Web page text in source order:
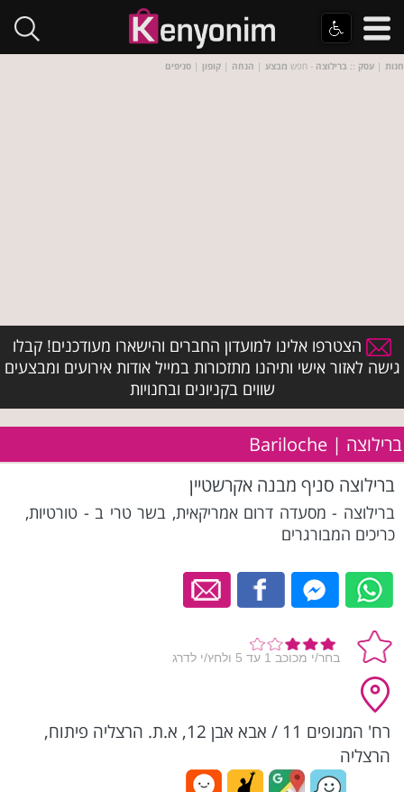
חנות | עסק :: ברילוצה - חפש מבצע | הנחה | קופון | סניפים
הצטרפו אלינו למועדון החברים והישארו מעודכנים! קבלו
גישה לאזור אישי ותיהנו מתזכורות במייל אודות אירועים ומבצעים
שווים בקניונים ובחנויות
ברילוצה | Bariloche
ברילוצה סניף מבנה אקרשטיין
ברילוצה - מסעדה דרום אמריקאית, בשר טרי ב - טורטיות,
כריכים המבורגרים
רח' המנופים 11 / אבא אבן 12, א.ת. הרצליה פיתוח,
הרצליה